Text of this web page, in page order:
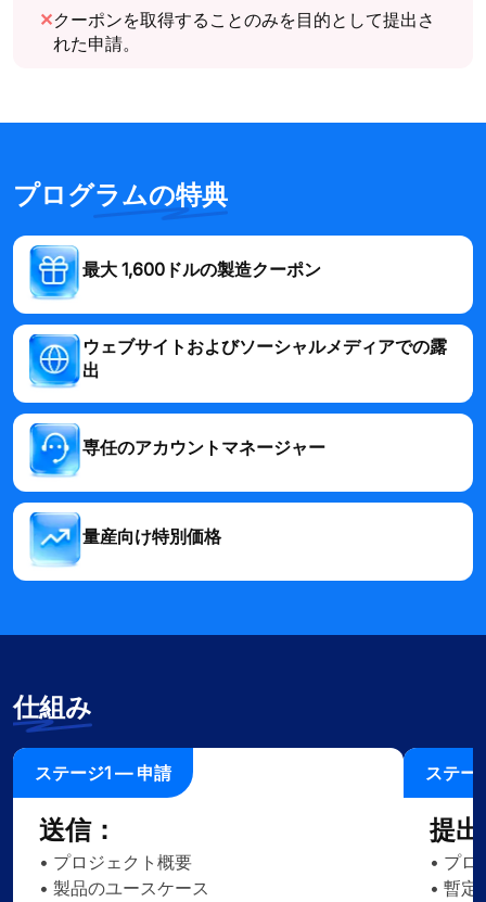
✕クーポンを取得することのみを目的として提出さ
れた申請。
プログラムの特典
最大 1,600ドルの製造クーポン
ウェブサイトおよびソーシャルメディアでの露
出
専任のアカウントマネージャー
量産向け特別価格
仕組み
ステージ1 — 申請
送信：
• プロジェクト概要
• 製品のユースケース
ステー
提
• プロ
• 暫定